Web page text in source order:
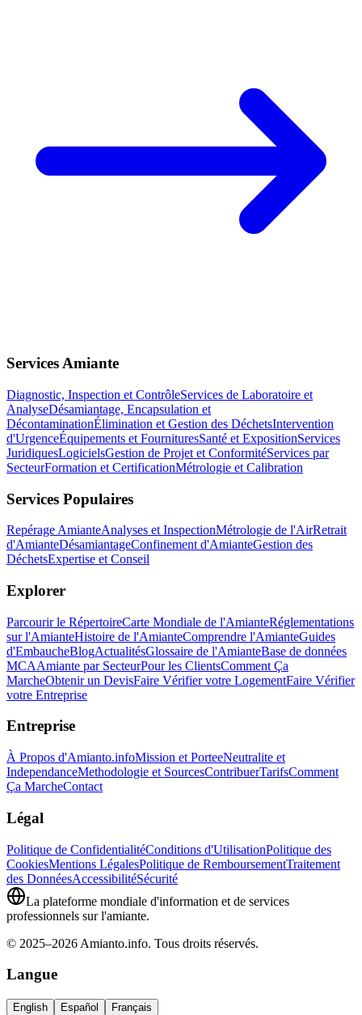
Services Amiante
Diagnostic, Inspection et ContrôleServices de Laboratoire et
AnalyseDésamiantage, Encapsulation et
DécontaminationÉlimination et Gestion des DéchetsIntervention
d'UrgenceÉquipements et FournituresSanté et ExpositionServices
JuridiquesLogicielsGestion de Projet et ConformitéServices par
SecteurFormation et CertificationMétrologie et Calibration
Services Populaires
Repérage AmianteAnalyses et InspectionMétrologie de l'AirRetrait
d'AmianteDésamiantageConfinement d'AmianteGestion des
DéchetsExpertise et Conseil
Explorer
Parcourir le RépertoireCarte Mondiale de l'AmianteRéglementations
sur l'AmianteHistoire de l'AmianteComprendre l'AmianteGuides
d'EmbaucheBlogActualitésGlossaire de l'AmianteBase de données
MCAAmiante par SecteurPour les ClientsComment Ça
MarcheObtenir un DevisFaire Vérifier votre LogementFaire Vérifier
votre Entreprise
Entreprise
À Propos d'Amianto.infoMission et PorteeNeutralite et
IndependanceMethodologie et SourcesContribuerTarifsComment
Ça MarcheContact
Légal
Politique de ConfidentialitéConditions d'UtilisationPolitique des
CookiesMentions LégalesPolitique de RemboursementTraitement
des DonnéesAccessibilitéSécurité
La plateforme mondiale d'information et de services
professionnels sur l'amiante.
© 2025–2026 Amianto.info. Tous droits réservés.
Langue
English Español Français